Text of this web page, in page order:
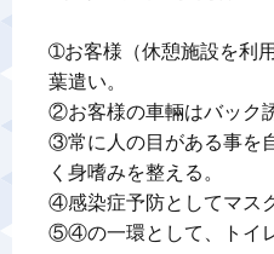
反社会的
カスタマーハラスメ
プライバシ
➀お客様（休憩施設を利
葉遣い。
②お客様の車輛はバック
③常に人の目がある事を
く身嗜みを整える。
④感染症予防としてマス
⑤④の一環として、トイ